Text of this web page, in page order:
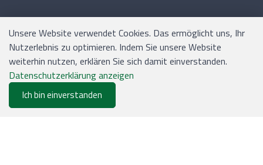
Merkliste
INFORMATIONEN
Versand und Zahlung
Allgemeine Geschäftsbedingungen
Sitemap
Impressum
Unsere Website verwendet Cookies. Das ermöglicht uns, Ihr
Nutzerlebnis zu optimieren. Indem Sie unsere Website
weiterhin nutzen, erklären Sie sich damit einverstanden.
Datenschutzerklärung anzeigen
Ich bin einverstanden